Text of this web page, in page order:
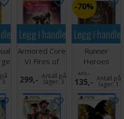
3
Legg i handlekurven
Armored Core
VI Fires of
Rubicon PS5
299,- Antall på
lager:3
Legg i
70%
Runner
Heroes
Enhanced
Edition PS5
449,-
135,- Antall på
lager:1